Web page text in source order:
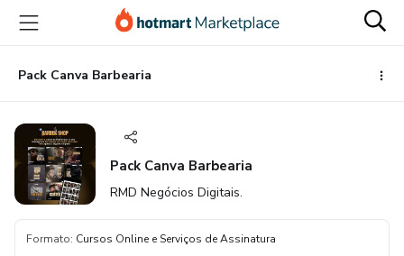
para
conteúdo
principal
para
pagamento
para
rodapé
Pack Canva Barbearia
Pack Canva Barbearia
RMD Negócios Digitais.
Formato: Cursos Online e Serviços de Assinatura